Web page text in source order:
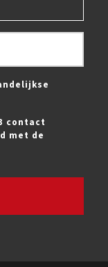
contact
met de